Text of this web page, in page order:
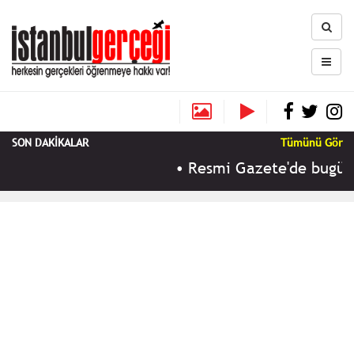
SON DAKİKALAR Tümünü Gör
•Resmi Gazete'de bugün